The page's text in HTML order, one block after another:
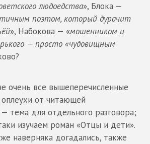
людоедства», Блока —
поэтом, который дурачит
», Набокова — «мошенником и
— просто «чудовищным
очень все вышеперечисленные
от читающей
тема для отдельного разговора;
изучаем роман «Отцы и дети».
наверняка догадались, также